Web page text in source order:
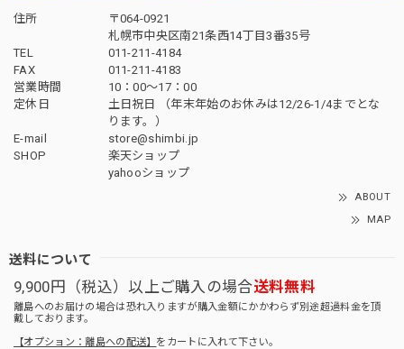
住所
〒064-0921
札幌市中央区南21条西14丁目3番35号
TEL
011-211-4184
FAX
011-211-4183
営業時間
10：00〜17：00
定休日
土日祝日 （年末年始のお休みは12/26-1/4までとな
ります。）
E-mail
store@shimbi.jp
SHOP
楽天ショップ
yahooショップ
ABOUT
MAP
送料について
9,900円（税込）以上ご購入の場合送料無料
離島へのお届けの場合は恐れ入りますが購入金額にかかわらず別途超過料金を頂
戴しております。
【オプション：離島への配送】 をカートに入れて下さい。